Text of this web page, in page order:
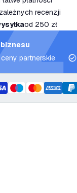
recenzji
od 250 zł
partnerskie